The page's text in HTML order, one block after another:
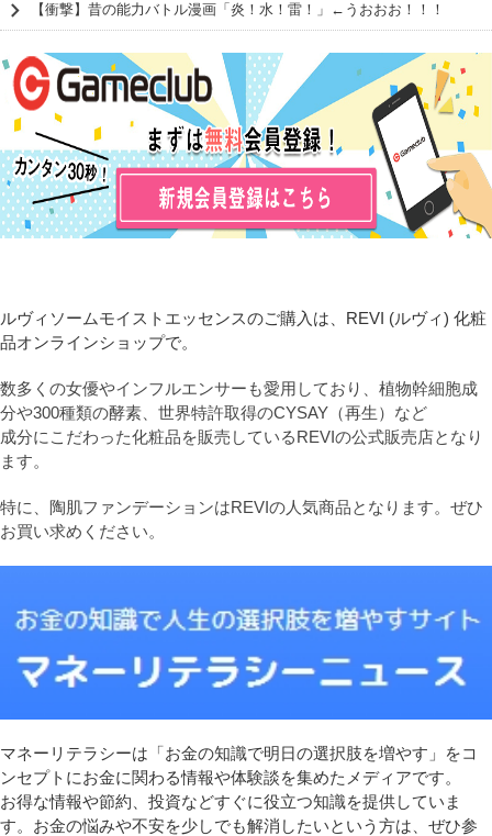
【衝撃】昔の能力バトル漫画「炎！水！雷！」←うおおお！！！
ルヴィソームモイストエッセンスのご購入は、REVI (ルヴィ) 化粧
品オンラインショップで。
数多くの女優やインフルエンサーも愛用しており、植物幹細胞成
分や300種類の酵素、世界特許取得のCYSAY（再生）など
成分にこだわった化粧品を販売しているREVIの公式販売店となり
ます。
特に、陶肌ファンデーションはREVIの人気商品となります。ぜひ
お買い求めください。
マネーリテラシーは「お金の知識で明日の選択肢を増やす」をコ
ンセプトにお金に関わる情報や体験談を集めたメディアです。
お得な情報や節約、投資などすぐに役立つ知識を提供していま
す。お金の悩みや不安を少しでも解消したいという方は、ぜひ参